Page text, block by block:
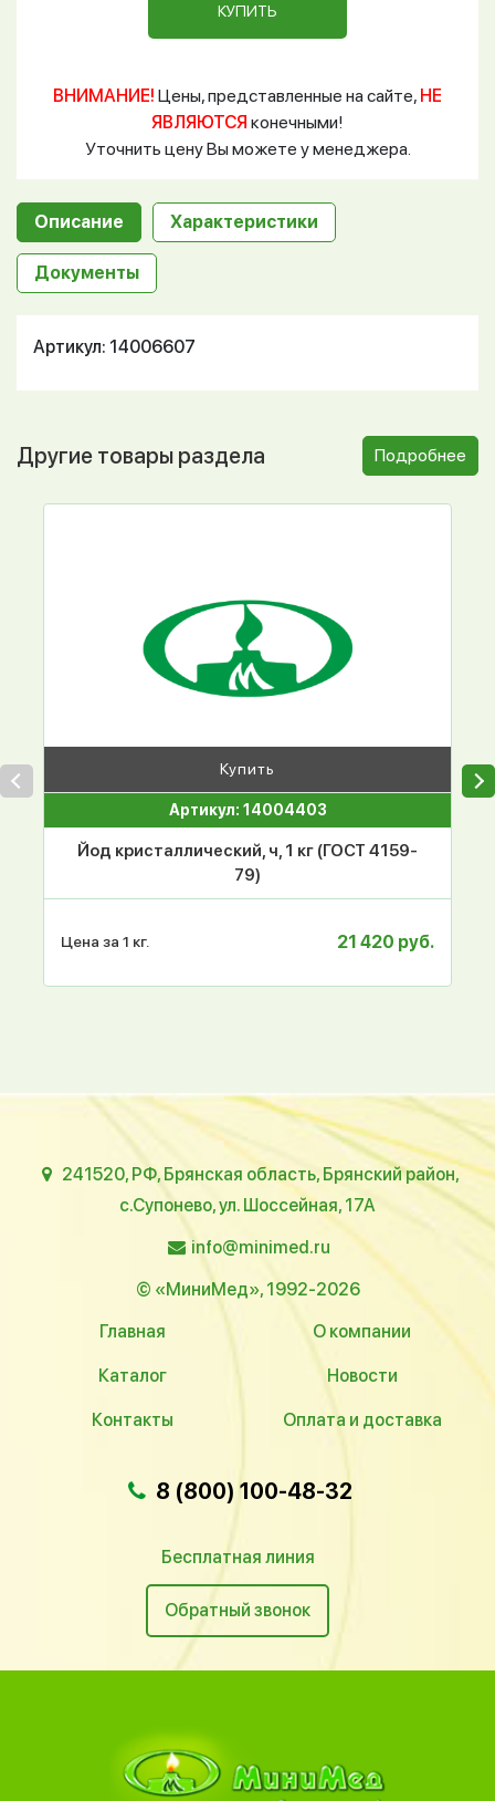
КУПИТЬ
ВНИМАНИЕ! Цены, представленные на сайте, НЕ
ЯВЛЯЮТСЯ конечными!
Уточнить цену Вы можете у менеджера.
Описание Характеристики
Документы
Артикул: 14006607
Другие товары раздела Подробнее
Купить
Артикул: 14004403
Йод кристаллический, ч, 1 кг (ГОСТ 4159-
79)
Цена за 1 кг. 21 420 руб.
241520, РФ, Брянская область, Брянский район,
с.Супонево, ул. Шоссейная, 17А
info@minimed.ru
© «МиниМед», 1992-2026
Главная
О компании
Каталог Новости
Контакты Оплата и доставка
8 (800) 100-48-32
Бесплатная линия
Обратный звонок